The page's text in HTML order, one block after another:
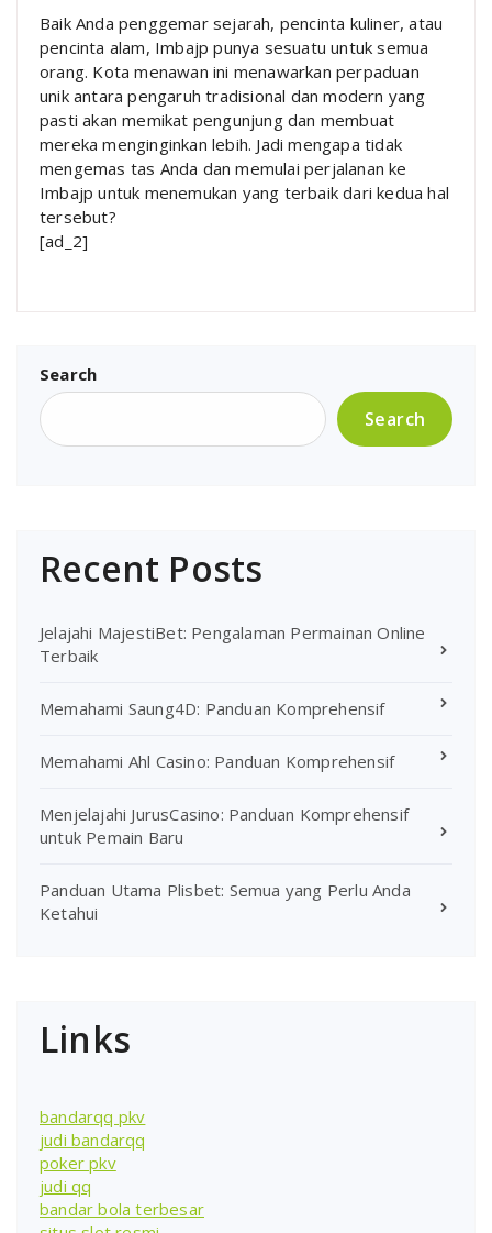
Baik Anda penggemar sejarah, pencinta kuliner, atau
pencinta alam, Imbajp punya sesuatu untuk semua
orang. Kota menawan ini menawarkan perpaduan
unik antara pengaruh tradisional dan modern yang
pasti akan memikat pengunjung dan membuat
mereka menginginkan lebih. Jadi mengapa tidak
mengemas tas Anda dan memulai perjalanan ke
Imbajp untuk menemukan yang terbaik dari kedua hal
tersebut?
[ad_2]
Search
Search
Recent Posts
Jelajahi MajestiBet: Pengalaman Permainan Online
Terbaik
Memahami Saung4D: Panduan Komprehensif
Memahami Ahl Casino: Panduan Komprehensif
Menjelajahi JurusCasino: Panduan Komprehensif
untuk Pemain Baru
Panduan Utama Plisbet: Semua yang Perlu Anda
Ketahui
Links
bandarqq pkv
judi bandarqq
poker pkv
judi qq
bandar bola terbesar